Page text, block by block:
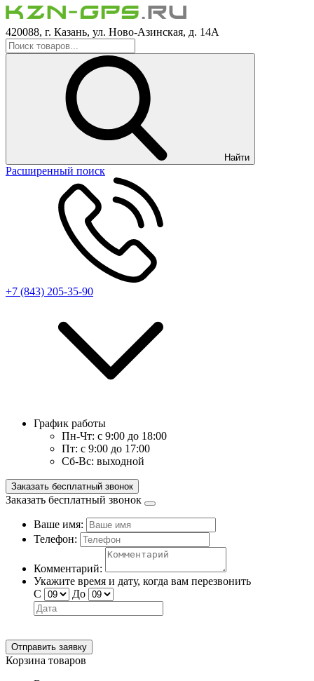
420088, г. Казань, ул. Ново-Азинская, д. 14А
Найти
Расширенный поиск
+7 (843) 205-35-90
График работы
Пн-Чт: с 9:00 до 18:00
Пт: с 9:00 до 17:00
Сб-Вс: выходной
Заказать бесплатный звонок
Заказать бесплатный звонок
Ваше имя:
Телефон:
Комментарий:
Укажите время и дату, когда вам перезвонить
С
До
Отправить заявку
Корзина товаров